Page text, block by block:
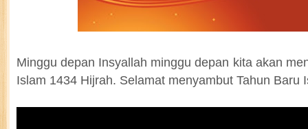
Minggu depan Insyallah minggu depan kita akan
Islam 1434 Hijrah. Selamat menyambut Tahun Baru